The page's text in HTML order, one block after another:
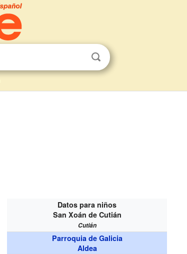
Datos para niños
San Xoán de Cutián
Cutián
Parroquia de Galicia
Aldea